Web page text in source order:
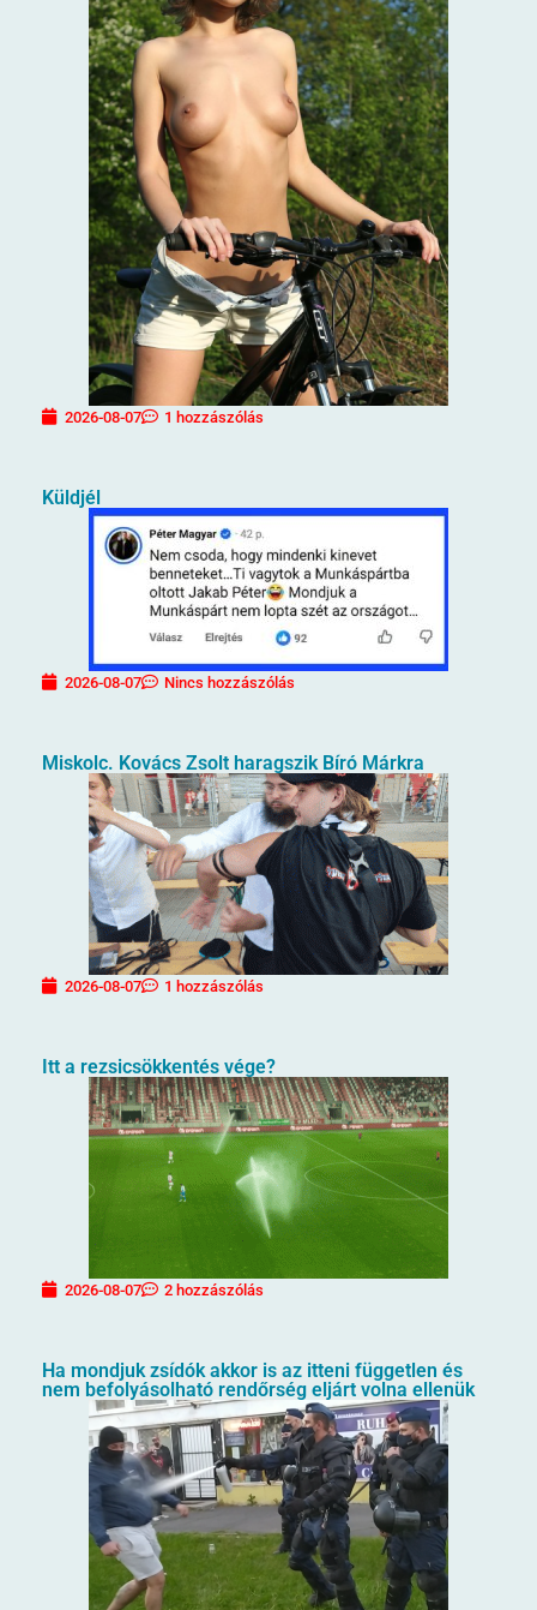
2026-08-07 1 hozzászólás
Küldjél
2026-08-07 Nincs hozzászólás
Miskolc. Kovács Zsolt haragszik Bíró Márkra
2026-08-07 1 hozzászólás
Itt a rezsicsökkentés vége?
2026-08-07 2 hozzászólás
Ha mondjuk zsídók akkor is az itteni független és
nem befolyásolható rendőrség eljárt volna ellenük